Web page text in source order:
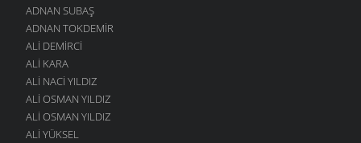
ADNAN SUBAŞ
ADNAN TOKDEMIR
ALI DEMIRCI
ALI KARA
ALI NACI YILDIZ
ALI OSMAN YILDIZ
ALI OSMAN YILDIZ
ALI YÜKSEL